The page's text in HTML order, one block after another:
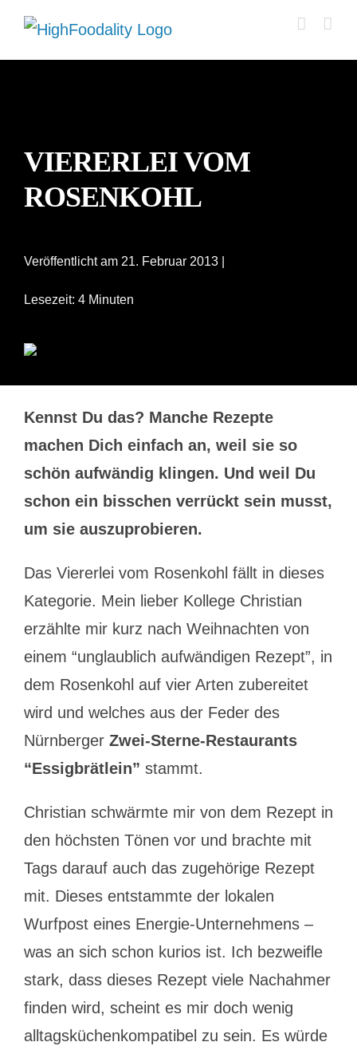
Zum
Inhalt
VIERERLEI VOM
ROSENKOHL
Veröffentlicht am 21. Februar 2013 |
Lesezeit: 4 Minuten
Kennst Du das? Manche Rezepte
machen Dich einfach an, weil sie so
schön aufwändig klingen. Und weil Du
schon ein bisschen verrückt sein musst,
um sie auszuprobieren.
Das Viererlei vom Rosenkohl fällt in dieses
Kategorie. Mein lieber Kollege Christian
erzählte mir kurz nach Weihnachten von
einem “unglaublich aufwändigen Rezept”, in
dem Rosenkohl auf vier Arten zubereitet
wird und welches aus der Feder des
Nürnberger Zwei-Sterne-Restaurants
“Essigbrätlein” stammt.
Christian schwärmte mir von dem Rezept in
den höchsten Tönen vor und brachte mit
Tags darauf auch das zugehörige Rezept
mit. Dieses entstammte der lokalen
Wurfpost eines Energie-Unternehmens –
was an sich schon kurios ist. Ich bezweifle
stark, dass dieses Rezept viele Nachahmer
finden wird, scheint es mir doch wenig
alltagsküchenkompatibel zu sein. Es würde